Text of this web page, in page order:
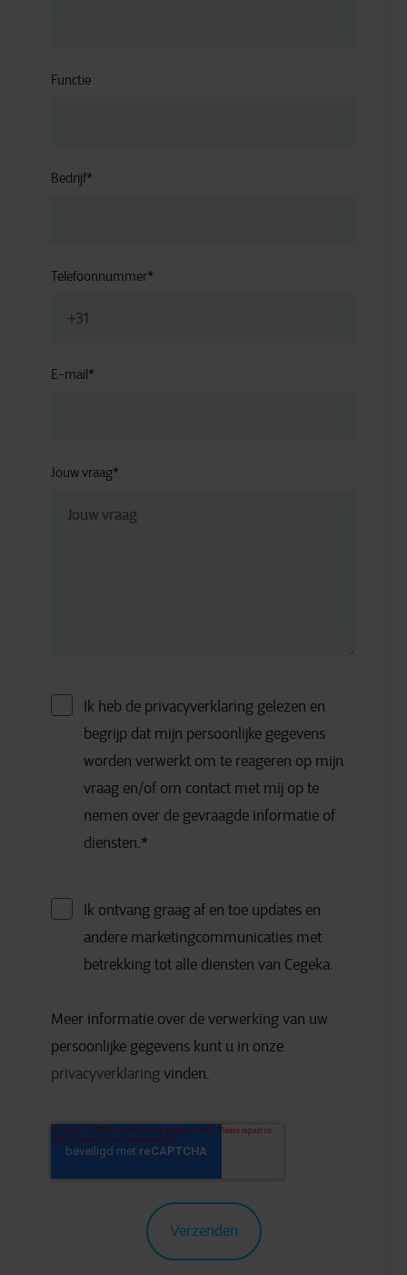
Functie
Bedrijf*
Telefoonnummer*
E-mail*
Jouw vraag*
Ik heb de privacyverklaring gelezen en
begrijp dat mijn persoonlijke gegevens
worden verwerkt om te reageren op mijn
vraag en/of om contact met mij op te
nemen over de gevraagde informatie of
diensten.*
Ik ontvang graag af en toe updates en
andere marketingcommunicaties met
betrekking tot alle diensten van Cegeka.
Meer informatie over de verwerking van uw
persoonlijke gegevens kunt u in onze
privacyverklaring vinden.